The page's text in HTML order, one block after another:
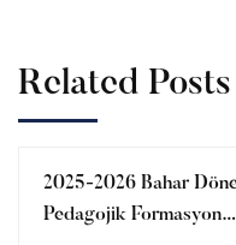
Related Posts
2025-2026 Bahar
Pedagojik Formasyon